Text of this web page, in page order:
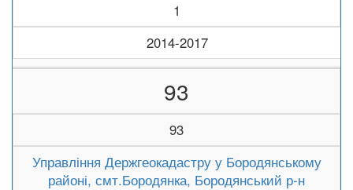
1
2014-2017
93
93
Управління Держгеокадастру у Бородянському
районі, смт.Бородянка, Бородянський р-н